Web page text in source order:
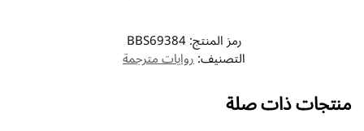
رمز المنتج:BBS69384
التصنيف:روايات مترجمة
منتجات ذات صلة